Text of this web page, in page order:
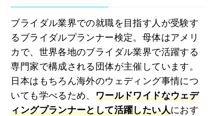
ブライダル業界での就職を目指す人が受験す
るブライダルプランナー検定。母体はアメリ
カで、世界各地のブライダル業界で活躍する
専門家で構成される団体が主催しています。
日本はもちろん海外のウェディング事情につ
いても学べるため、 ワールドワイドなウェデ
ィングプランナーとして活躍したい人におす